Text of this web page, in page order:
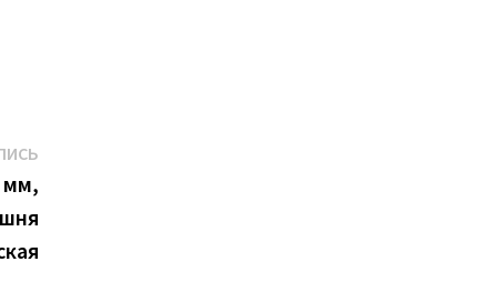
Следующая
мм,